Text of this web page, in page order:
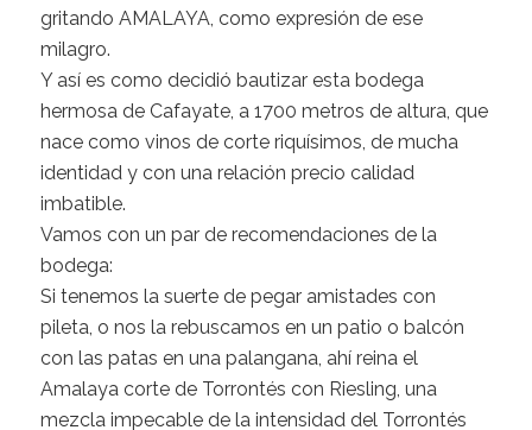
gritando AMALAYA, como expresión de ese
milagro.
Y así es como decidió bautizar esta bodega
hermosa de Cafayate, a 1700 metros de altura, que
nace como vinos de corte riquísimos, de mucha
identidad y con una relación precio calidad
imbatible.
Vamos con un par de recomendaciones de la
bodega:
Si tenemos la suerte de pegar amistades con
pileta, o nos la rebuscamos en un patio o balcón
con las patas en una palangana, ahí reina el
Amalaya corte de Torrontés con Riesling, una
mezcla impecable de la intensidad del Torrontés